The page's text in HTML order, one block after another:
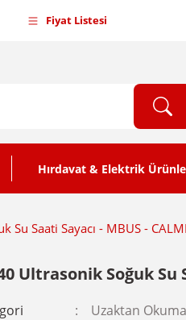
Fiyat Listesi
Hırdavat & Elektrik
Su Saati Sayacı - MBUS -
Ultrasonik Soğuk Su
Uzaktan